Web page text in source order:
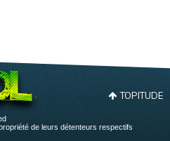
TOPITUDE
de leurs détenteurs respectifs